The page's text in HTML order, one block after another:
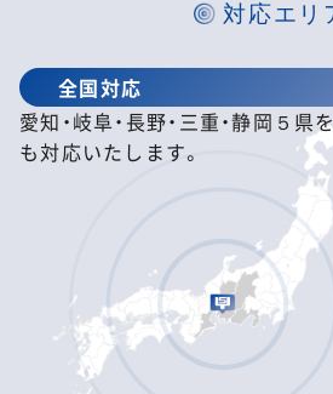
対応エリ
全国対応
愛知・岐阜・長野・三重・静岡５
も対応いたします。